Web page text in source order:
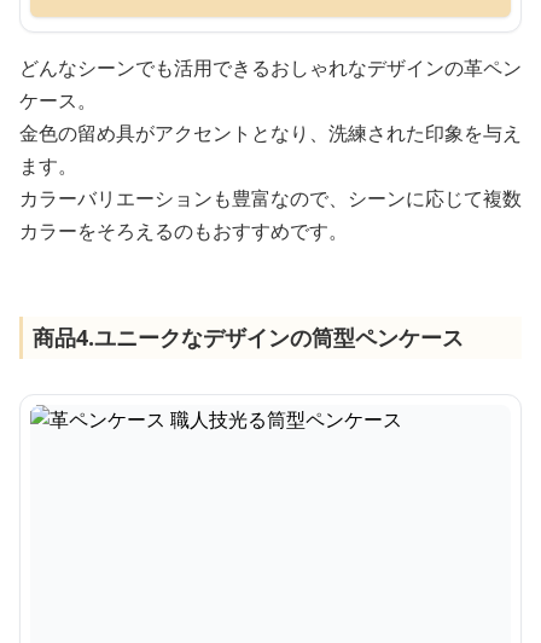
どんなシーンでも活用できるおしゃれなデザインの革ペン
ケース。
金色の留め具がアクセントとなり、洗練された印象を与え
ます。
カラーバリエーションも豊富なので、シーンに応じて複数
カラーをそろえるのもおすすめです。
商品4.ユニークなデザインの筒型ペンケース